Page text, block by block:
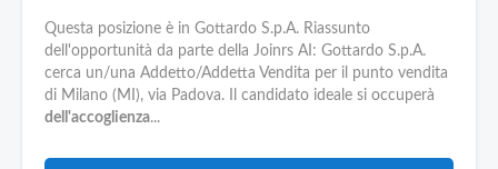
Questa posizione è in Gottardo S.p.A. Riassunto
dell'opportunità da parte della Joinrs AI: Gottardo S.p.A.
cerca un/una Addetto/Addetta Vendita per il punto vendita
di Milano (MI), via Padova. Il candidato ideale si occuperà
dell'accoglienza...